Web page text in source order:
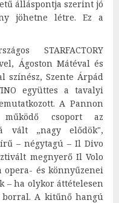
álláspontja szerint jó
jöhetne létre. Ez a
STARFACTORY
Ágoston Mátéval és
színész, Szente Árpád
együttes a tavalyi
A Pannon
csoport az
vált „nagy elődök",
– négytagú – Il Divo
megnyerő Il Volo
és könnyűzenei
– ha olykor áttételesen
borral. A kitűnő hangú